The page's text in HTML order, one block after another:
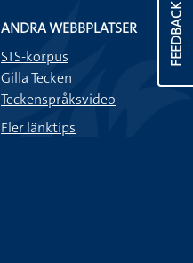
FEEDBACK
ANDRA WEBBPLATSER
STS-korpus
Gilla Tecken
Teckenspråksvideo
Fler länktips